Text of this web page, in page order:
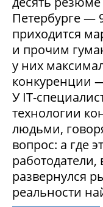
Петербурге —
приходится
и прочим
у них
конкуренции
У IT-
технологии
людьми,
вопрос: а где
работодатели,
развернулся
реальности